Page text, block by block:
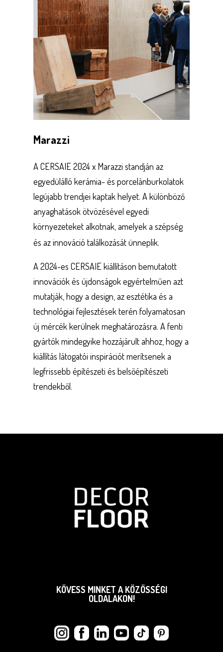
Marazzi
A CERSAIE 2024 x Marazzi standján az
egyedülálló kerámia- és porcelánburkolatok
legújabb trendjei kaptak helyet. A különböző
anyaghatások ötvözésével egyedi
környezeteket alkotnak, amelyek a szépség
és az innováció találkozását ünneplik.
A 2024-es CERSAIE kiállításon bemutatott
innovációk és újdonságok egyértelműen azt
mutatják, hogy a design, az esztétika és a
technológiai fejlesztések terén folyamatosan
új mércék kerülnek meghatározásra. A fenti
gyártók mindegyike hozzájárult ahhoz, hogy a
kiállítás látogatói inspirációt merítsenek a
legfrissebb építészeti és belsőépítészeti
trendekből.
KÖVESS MINKET A KÖZÖSSÉGI
OLDALAKON!